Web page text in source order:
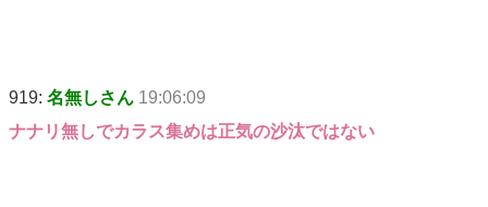
919: 名無しさん 19:06:09
ナナリ無しでカラス集めは正気の沙汰ではない